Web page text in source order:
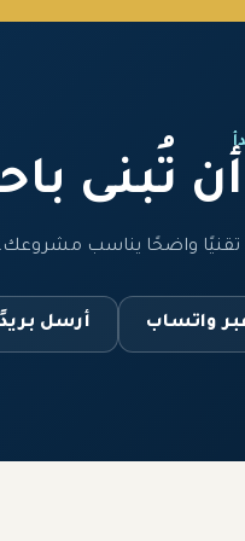
تُبنى
تقنيًا واضحًا يناسب
واتساب أرسل